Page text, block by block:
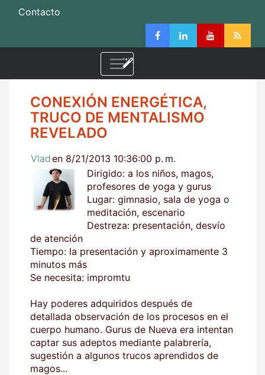
Contacto
CONEXIÓN ENERGÉTICA,
TRUCO DE MENTALISMO
REVELADO
Vladen 8/21/2013 10:36:00 p. m.
Dirigido: a los niños, magos,
profesores de yoga y gurus
Lugar: gimnasio, sala de yoga o
meditación, escenario
Destreza: presentación, desvío
de atención
Tiempo: la presentación y aproximamente 3
minutos más
Se necesita: impromtu
Hay poderes adquiridos después de
detallada observación de los procesos en el
cuerpo humano. Gurus de Nueva era intentan
captar sus adeptos mediante palabrería,
sugestión a algunos trucos aprendidos de
magos...